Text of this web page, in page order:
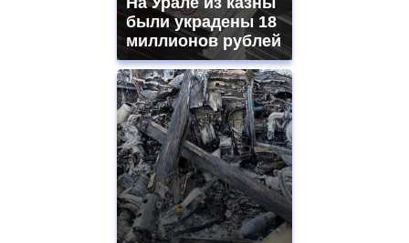
были украдены 18
миллионов рублей